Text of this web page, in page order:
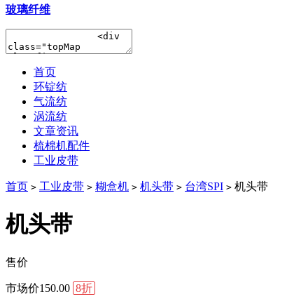
玻璃纤维
首页
环锭纺
气流纺
涡流纺
文章资讯
梳棉机配件
工业皮带
首页 > 工业皮带 > 糊盒机 > 机头带 > 台湾SPI > 机头带
机头带
售价
市场价150.00 8折